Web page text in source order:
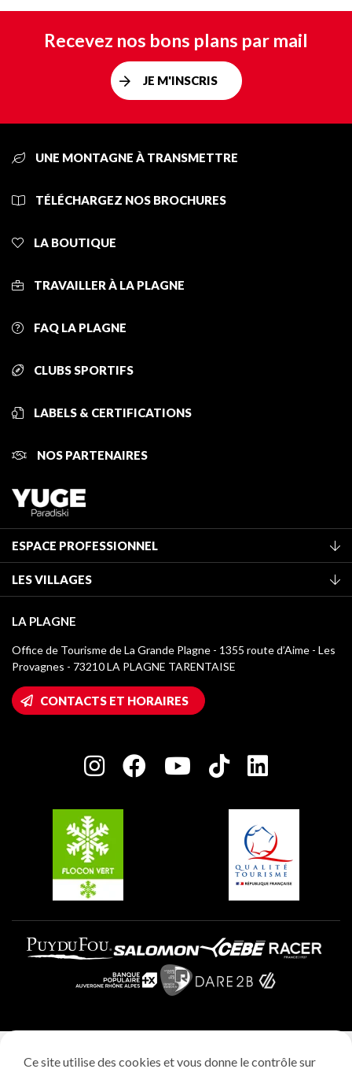
Recevez nos bons plans par mail
JE M'INSCRIS
UNE MONTAGNE À TRANSMETTRE
TÉLÉCHARGEZ NOS BROCHURES
LA BOUTIQUE
TRAVAILLER À LA PLAGNE
FAQ LA PLAGNE
CLUBS SPORTIFS
LABELS & CERTIFICATIONS
NOS PARTENAIRES
ESPACE PROFESSIONNEL
Classement des meublés
Taxe de séjour
Médiathèque
Logos La Plagne
Accès Wifi
Maison des Propriétaires
Charte des Acteurs Engagés
LES VILLAGES
Champagny-en-Vanoise
Montchavin - Les Coches
Plagne 1800
Plagne Villages
Plagne Aime 2000
LA PLAGNE
Office de Tourisme de La Grande Plagne - 1355 route d’Aime - Les
Provagnes - 73210 LA PLAGNE TARENTAISE
CONTACTS ET HORAIRES
Ce site utilise des cookies et vous donne le contrôle sur